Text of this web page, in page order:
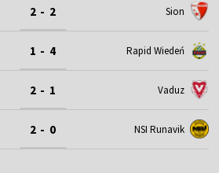
2 - 2 Sion
1 - 4 Rapid Wiedeń
2 - 1 Vaduz
2 - 0 NSI Runavik